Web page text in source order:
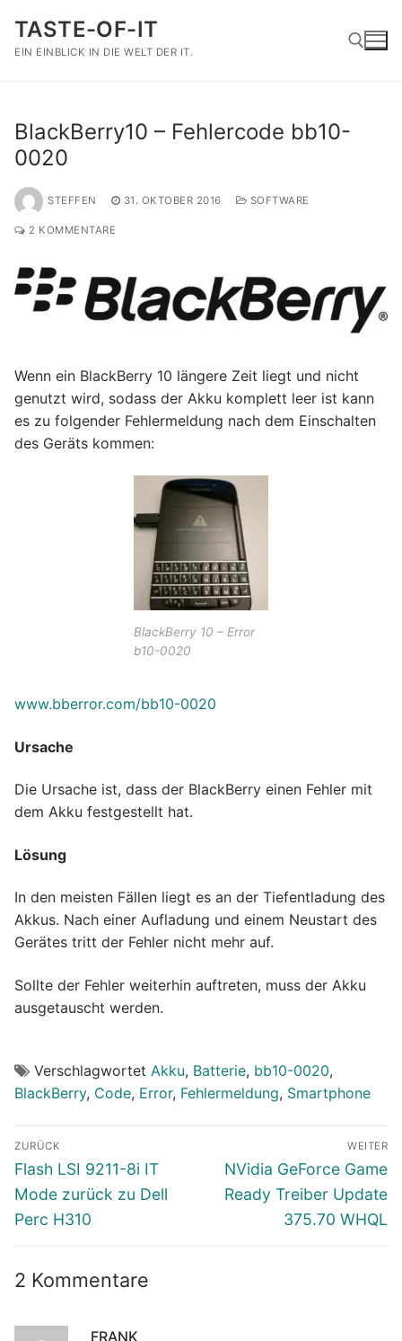
Inhalt
springen
TASTE-OF-IT
EIN EINBLICK IN DIE WELT DER IT.
BlackBerry10 – Fehlercode bb10-
0020
STEFFEN 31. OKTOBER 2016 SOFTWARE
2 KOMMENTARE
Wenn ein BlackBerry 10 längere Zeit liegt und nicht
genutzt wird, sodass der Akku komplett leer ist kann
es zu folgender Fehlermeldung nach dem Einschalten
des Geräts kommen:
BlackBerry 10 – Error
b10-0020
www.bberror.com/bb10-0020
Ursache
Die Ursache ist, dass der BlackBerry einen Fehler mit
dem Akku festgestellt hat.
Lösung
In den meisten Fällen liegt es an der Tiefentladung des
Akkus. Nach einer Aufladung und einem Neustart des
Gerätes tritt der Fehler nicht mehr auf.
Sollte der Fehler weiterhin auftreten, muss der Akku
ausgetauscht werden.
Verschlagwortet Akku, Batterie, bb10-0020,
BlackBerry, Code, Error, Fehlermeldung, Smartphone
Beitragsnavigation
ZURÜCK
Vorheriger
Beitrag:
Flash LSI 9211-8i IT
Mode zurück zu Dell
Perc H310
WEITER
Nächster
Beitrag:
NVidia GeForce Game
Ready Treiber Update
375.70 WHQL
2 Kommentare
FRANK